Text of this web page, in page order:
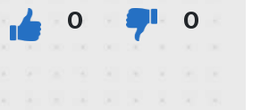
0 0